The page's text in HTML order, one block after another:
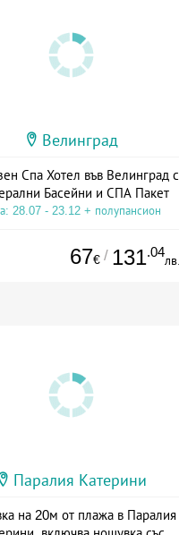
Велинград
Спа Хотел във Велинград с
Басейни и СПА Пакет
28.07 - 23.12 + полупансион
67€ / 131.04
лв.
Паралия Катерини
на 20м от плажа в Паралия